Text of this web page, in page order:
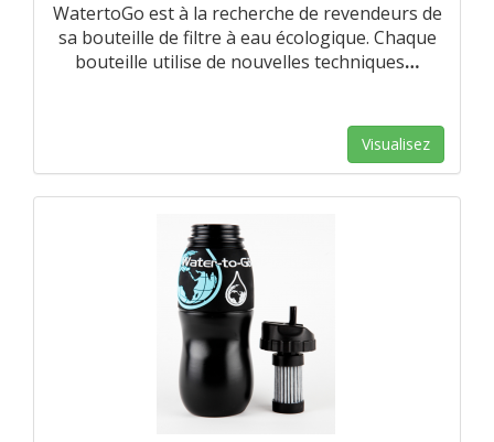
WatertoGo est à la recherche de revendeurs de
sa bouteille de filtre à eau écologique. Chaque
bouteille utilise de nouvelles techniques…
Visualisez